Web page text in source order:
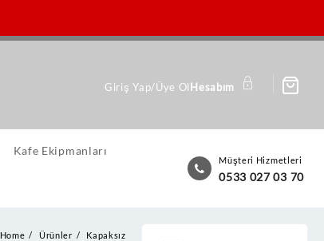
Giriş Yap/Üye Ol Hesabım
Kafe Ekipmanları
Müşteri Hizmetleri
0533 027 03 70
Home Ürünler Kapaksız